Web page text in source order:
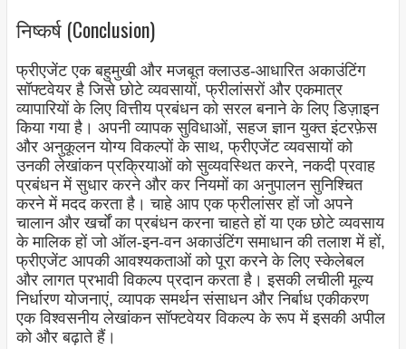
निष्कर्ष (Conclusion)
फ्रीएजेंट एक बहुमुखी और मजबूत क्लाउड-आधारित अकाउंटिंग
सॉफ्टवेयर है जिसे छोटे व्यवसायों, फ्रीलांसरों और एकमात्र
व्यापारियों के लिए वित्तीय प्रबंधन को सरल बनाने के लिए डिज़ाइन
किया गया है। अपनी व्यापक सुविधाओं, सहज ज्ञान युक्त इंटरफ़ेस
और अनुकूलन योग्य विकल्पों के साथ, फ्रीएजेंट व्यवसायों को
उनकी लेखांकन प्रक्रियाओं को सुव्यवस्थित करने, नकदी प्रवाह
प्रबंधन में सुधार करने और कर नियमों का अनुपालन सुनिश्चित
करने में मदद करता है। चाहे आप एक फ्रीलांसर हों जो अपने
चालान और खर्चों का प्रबंधन करना चाहते हों या एक छोटे व्यवसाय
के मालिक हों जो ऑल-इन-वन अकाउंटिंग समाधान की तलाश में हों,
फ्रीएजेंट आपकी आवश्यकताओं को पूरा करने के लिए स्केलेबल
और लागत प्रभावी विकल्प प्रदान करता है। इसकी लचीली मूल्य
निर्धारण योजनाएं, व्यापक समर्थन संसाधन और निर्बाध एकीकरण
एक विश्वसनीय लेखांकन सॉफ्टवेयर विकल्प के रूप में इसकी अपील
को और बढ़ाते हैं।